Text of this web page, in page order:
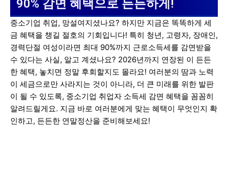
90% 감면 혜택으로 든든하게!
중소기업 취업, 망설여지셨나요? 하지만 지금은 똑똑하게 세
금 혜택을 챙길 절호의 기회입니다! 특히 청년, 고령자, 장애인,
경력단절 여성이라면 최대 90%까지 근로소득세를 감면받을
수 있다는 사실, 알고 계셨나요? 2026년까지 연장된 이 든든
한 혜택, 놓치면 정말 후회할지도 몰라요! 여러분의 땀과 노력
이 세금으로만 사라지는 것이 아니라, 더 큰 미래를 위한 발판
이 될 수 있도록, 중소기업 취업자 소득세 감면 혜택을 꼼꼼히
알려드릴게요. 지금 바로 여러분에게 맞는 혜택이 무엇인지 확
인하고, 든든한 연말정산을 준비해보세요!